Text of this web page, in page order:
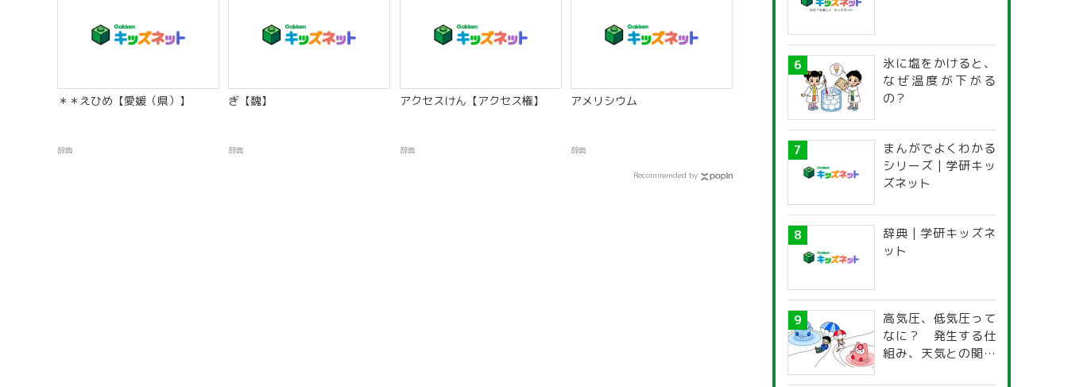
＊＊えひめ【愛媛（県）】
辞典
ぎ【魏】
辞典
アクセスけん【アクセス権】
辞典
アメリシウム
辞典
Recommended by
氷に塩をかけると、
なぜ温度が下がる
の？
まんがでよくわかる
シリーズ | 学研キッ
ズネット
辞典 | 学研キッズネ
ット
高気圧、低気圧って
なに？ 発生する仕
組み、天気との関係